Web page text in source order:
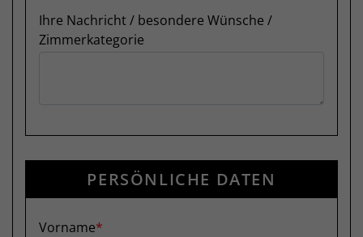
Ihre Nachricht / besondere Wünsche /
Zimmerkategorie
PERSÖNLICHE DATEN
Vorname